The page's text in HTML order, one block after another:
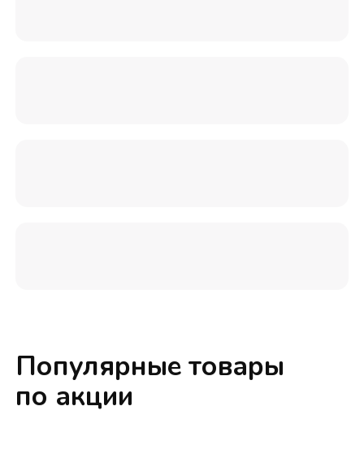
Популярные товары
по акции